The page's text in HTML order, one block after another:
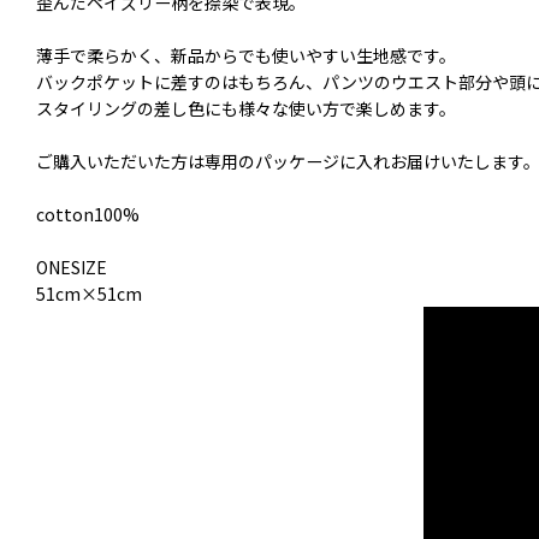
薄手で柔らかく、新品からでも使いやすい生地感です。
バックポケットに差すのはもちろん、パンツのウエスト部分や頭
スタイリングの差し色にも様々な使い方で楽しめます。
ご購入いただいた方は専用のパッケージに入れお届けいたします。
cotton100%
ONESIZE
51cm×51cm